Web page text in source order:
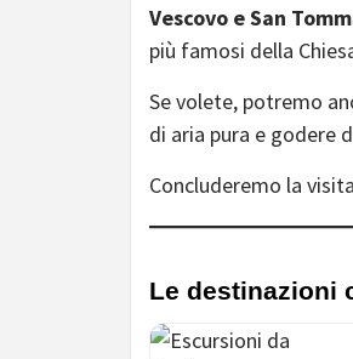
Vescovo e San
più famosi della
Se volete, potremo
di aria pura e godere
Concluderemo la
Le destinazioni